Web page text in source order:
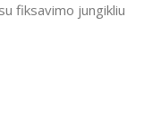
fiksavimo jungikliu